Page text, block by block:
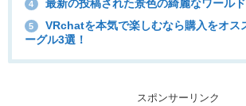
4 最新の投稿された景色の綺麗なワールド
5
VRchatを本気で楽しむなら購入をオス
ーグル3選！
スポンサーリンク